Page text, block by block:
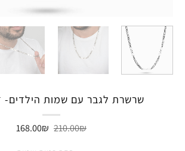
שרשרת לגבר עם שמות הילדים-
210.00₪ המחיר
168.00₪